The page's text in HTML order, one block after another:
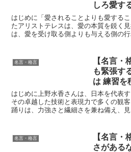
しろ愛す
れる」 by
意味と得
はじめに「愛されることよりも愛する
たアリストテレスは、愛の本質を鋭く
は、愛を受け取る側よりも与える側の
名言・格言
【名言・
も緊張す
は 練習を
かないで
て、もう
るから大
ます。」
と得られ
はじめに上野水香さんは、日本を代表
その卓越した技術と表現力で多くの観
踊りは、力強さと繊細さを兼ね備え、
名言・格言
【名言・
さがある